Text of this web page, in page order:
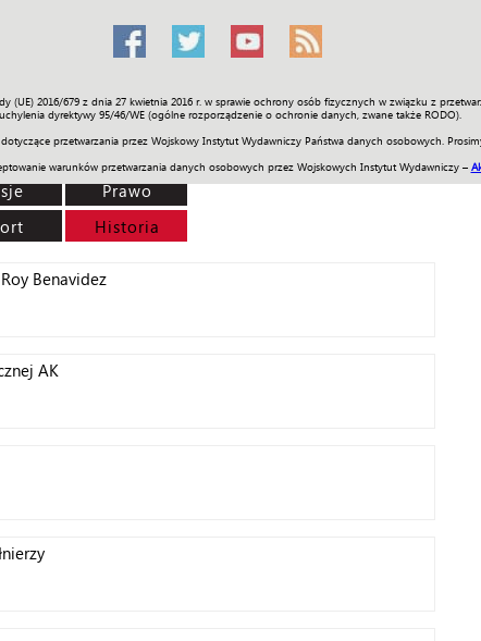
(UE) 2016/679 z dnia 27 kwietnia 2016 r. w sprawie ochrony osób fizycznych w związku z
dyrektywy 95/46/WE (ogólne rozporządzenie o ochronie danych, zwane także RODO).
przetwarzania przez Wojskowy Instytut Wydawniczy Państwa danych osobowych.
warunków przetwarzania danych osobowych przez Wojskowych Instytut Wydawniczy –
Społeczność Sport Historia Galerie Wideo ENGLISH
Prawo
Historia
Benavidez
AK